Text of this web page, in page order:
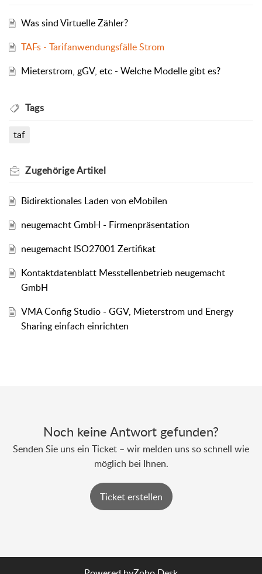
Was sind Virtuelle Zähler?
TAFs - Tarifanwendungsfälle Strom
Mieterstrom, gGV, etc - Welche Modelle gibt es?
Tags
taf
ZugehörigeArtikel
Bidirektionales Laden von eMobilen
neugemacht GmbH - Firmenpräsentation
neugemacht ISO27001 Zertifikat
Kontaktdatenblatt Messtellenbetrieb neugemacht
GmbH
VMA Config Studio - GGV, Mieterstrom und Energy
Sharing einfach einrichten
Noch keine Antwort gefunden?
Senden Sie uns ein Ticket – wir melden uns so schnell wie
möglich bei Ihnen.
Ticket erstellen